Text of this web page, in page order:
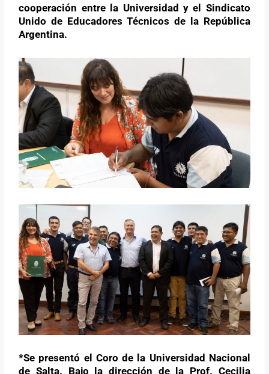
cooperación entre la Universidad y el Sindicato
Unido de Educadores Técnicos de la República
Argentina.
*Se presentó el Coro de la Universidad Nacional
de Salta. Bajo la dirección de la Prof. Cecilia